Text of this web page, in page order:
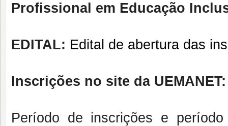
Profissional em Educação
EDITAL: Edital de abertura das
Inscrições no site da UEMANET:
Período de inscrições e